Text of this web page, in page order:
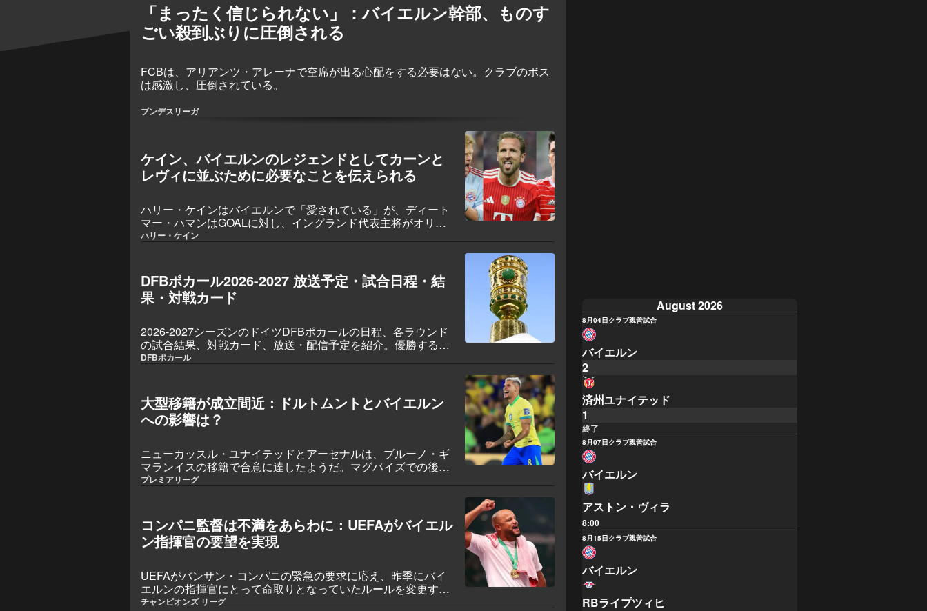
「まったく信じられない」：バイエルン幹部、ものす
ごい殺到ぶりに圧倒される
FCBは、アリアンツ・アレーナで空席が出る心配をする必要はない。クラブのボス
は感激し、圧倒されている。
ブンデスリーガ
ケイン、バイエルンのレジェンドとしてカーンと
レヴィに並ぶために必要なことを伝えられる
ハリー・ケインはバイエルンで「愛されている」が、ディート
マー・ハマンはGOALに対し、イングランド代表主将がオリバ
ー・カーン、フランツ・ベッケンバウアー、ロベルト・レヴァ
アレーナでの新契約締結はその助けとなる見通しで、新たな条
件はまもなく詰められるとみられている。
ハリー・ケイン
DFBポカール2026-2027 放送予定・試合日程・結
果・対戦カード
2026-2027シーズンのドイツDFBポカールの日程、各ラウンド
の試合結果、対戦カード、放送・配信予定を紹介。優勝すると
得られる出場権は？
DFBポカール
大型移籍が成立間近：ドルトムントとバイエルン
への影響は？
ニューカッスル・ユナイテッドとアーセナルは、ブルーノ・ギ
マランイスの移籍で合意に達したようだ。マグパイズでの後任
は、ブンデスリーガからやって来る可能性がある。
プレミアリーグ
コンパニ監督は不満をあらわに：UEFAがバイエル
ン指揮官の要望を実現
UEFAがバンサン・コンパニの緊急の要求に応え、昨季にバイ
エルンの指揮官にとって命取りとなっていたルールを変更す
る。
チャンピオンズ リーグ
August 2026
8月04日クラブ親善試合
バイエルン
2
済州ユナイテッド
1
終了
8月07日クラブ親善試合
バイエルン
アストン・ヴィラ
8:00
8月15日クラブ親善試合
バイエルン
RBライプツィヒ